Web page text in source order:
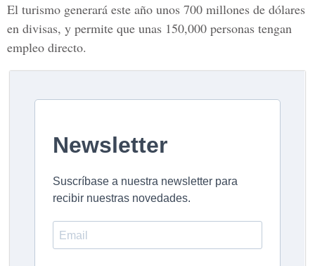
El turismo generará este año unos 700 millones de dólares
en divisas, y permite que unas 150,000 personas tengan
empleo directo.